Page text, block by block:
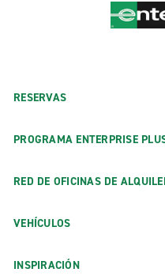
RESERVAS
PROGRAMA ENTERPRISE
RED DE OFICINAS DE
VEHÍCULOS
INSPIRACIÓN